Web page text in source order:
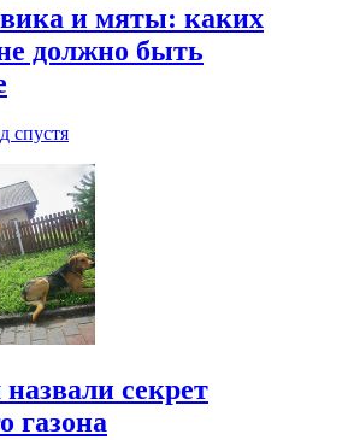
и мяты: каких
должно быть
спустя
секрет
газона